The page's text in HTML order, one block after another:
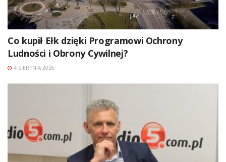
Co kupił Ełk dzięki Programowi Ochrony
Ludności i Obrony Cywilnej?
4 SIERPNIA 2026